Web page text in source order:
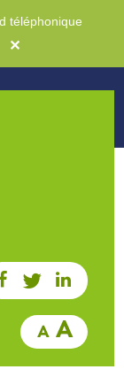
téléphonique
✕